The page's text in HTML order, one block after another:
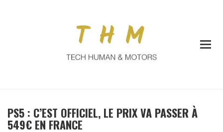
PS5 : C’EST OFFICIEL, LE PRIX VA PASSER À
549€ EN FRANCE